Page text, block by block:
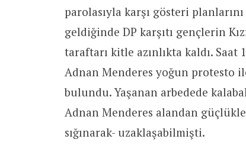
parolasıyla karşı gösteri
geldiğinde DP karşıtı gençlerin
taraftarı kitle azınlıkta kaldı. Saat
Adnan Menderes yoğun protesto
bulundu. Yaşanan arbedede
Adnan Menderes alandan
sığınarak- uzaklaşabilmişti.